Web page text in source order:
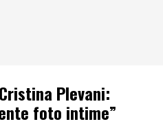
Plevani:
foto intime”